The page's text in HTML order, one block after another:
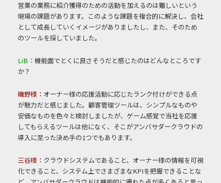
営業の業務に紹介獲得のための活動を加えるのは難しいという
現場の課題があります。このような課題を複合的に解決し、会社
として成長していくイメージがありましたし、また、そのため
のツールを探していました。
LiB： 機能面でとくに良さそうだと感じたのはどんなところです
か？
磯野様： オーナー様の応援活動に応じたランク付けができる点
が魅力だと感じました。顧客管理ツールは、シンプルなものや
安価なものを色々と検討しましたが、ゲーム感覚で当社を応援
してもらえるツールは他になく、そこがアンバサダークラウドの
導入に至った決め手の1つでもあります。
三谷様： クラウドシステムであること、オーナー様の情報を可視
化できること、システム上でさまざまなKPIを把握できることな